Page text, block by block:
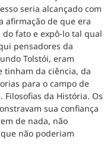
seria alcançado com
afirmação de que era
fato e expô-lo tal qual
pensadores da
Tolstói, eram
tinham da ciência, da
para o campo de
da História. Os
sua confiança
de nada, não
não poderiam